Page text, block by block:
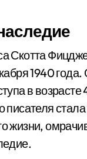
Скотта
1940
в возрасте
писателя
жизни,